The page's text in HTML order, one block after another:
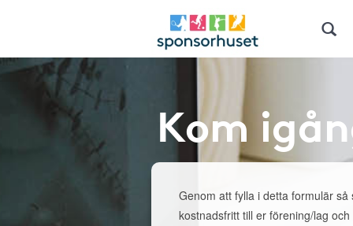
Kom
Genom att fylla i detta formulär så
kostnadsfritt till er förening/lag